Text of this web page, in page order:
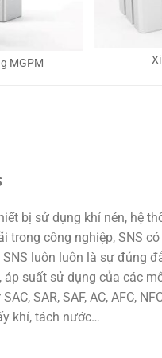
MGPM
bị sử dụng khí nén, hệ
trong công nghiệp, SNS
SNS luôn luôn là sự đúng
áp suất sử dụng của các
SAR, SAF, AC, AFC,
khí, tách nước…